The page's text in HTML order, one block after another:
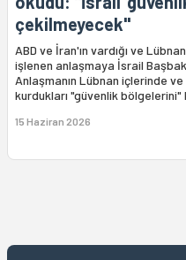
çekilmeyecek"
ABD ve İran'ın vardığı ve
işlenen anlaşmaya İsrail
Anlaşmanın Lübnan içlerinde
kurdukları "güvenlik bölgelerini"
15 Haziran 2026